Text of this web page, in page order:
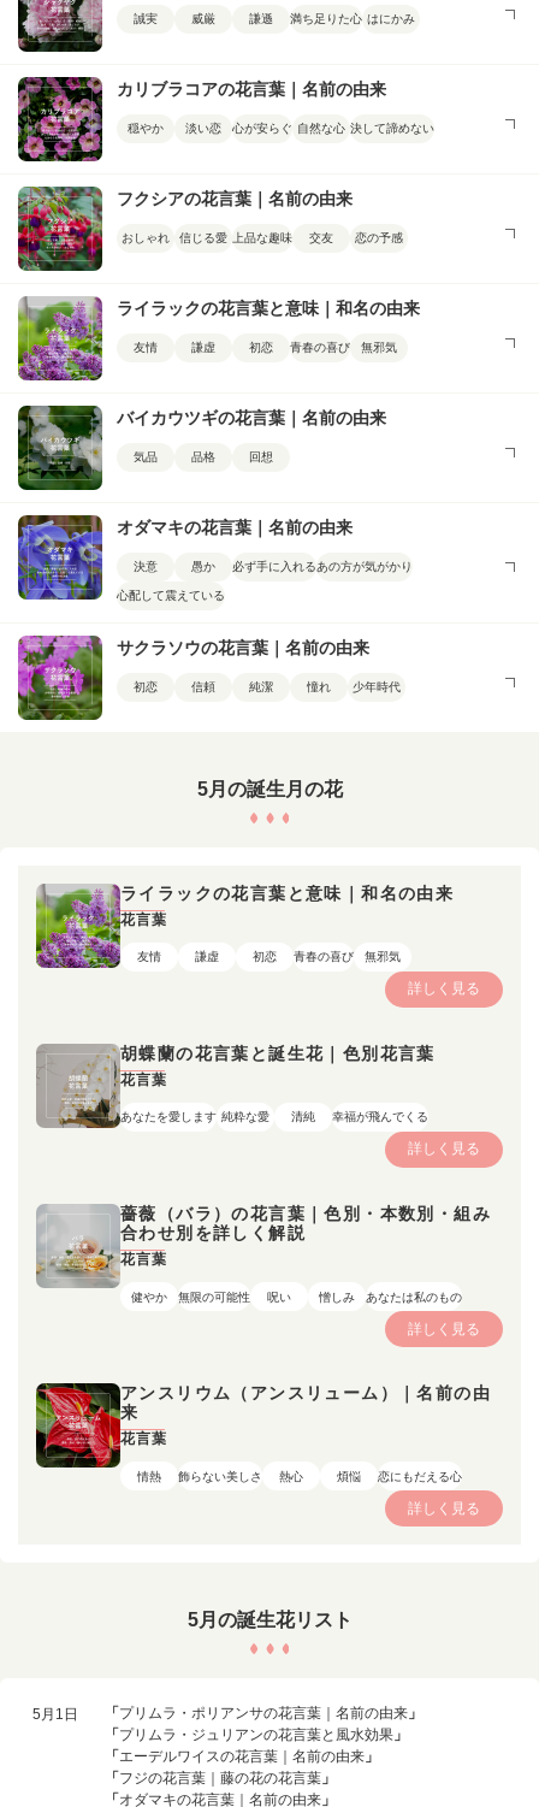
誠実 威厳 謙遜 満ち足りた心 はにかみ
カリブラコアの花言葉｜名前の由来
穏やか 淡い恋 心が安らぐ 自然な心 決して諦めない
フクシアの花言葉｜名前の由来
おしゃれ 信じる愛 上品な趣味 交友 恋の予感
ライラックの花言葉と意味｜和名の由来
友情 謙虚 初恋 青春の喜び 無邪気
バイカウツギの花言葉｜名前の由来
気品 品格 回想
オダマキの花言葉｜名前の由来
決意 愚か 必ず手に入れるあの方が気がかり
心配して震えている
サクラソウの花言葉｜名前の由来
初恋 信頼 純潔 憧れ 少年時代
5月の誕生月の花
ライラックの花言葉と意味｜和名の由来
花言葉
友情 謙虚 初恋 青春の喜び 無邪気
詳しく見る
胡蝶蘭の花言葉と誕生花｜色別花言葉
花言葉
あなたを愛します 純粋な愛 清純 幸福が飛んでくる
詳しく見る
薔薇（バラ）の花言葉｜色別・本数別・組み
合わせ別を詳しく解説
花言葉
健やか 無限の可能性 呪い 憎しみ あなたは私のもの
詳しく見る
アンスリウム（アンスリューム）｜名前の由
来
花言葉
情熱 飾らない美しさ 熱心 煩悩 恋にもだえる心
詳しく見る
5月の誕生花リスト
5月1日 「 プリムラ・ポリアンサの花言葉｜名前の由来 」
「 プリムラ・ジュリアンの花言葉と風水効果 」
「 エーデルワイスの花言葉｜名前の由来 」
「 フジの花言葉｜藤の花の花言葉 」
「 オダマキの花言葉｜名前の由来 」